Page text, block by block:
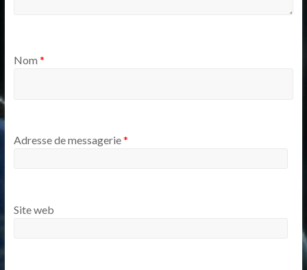
Nom *
Adresse de messagerie*
Site web